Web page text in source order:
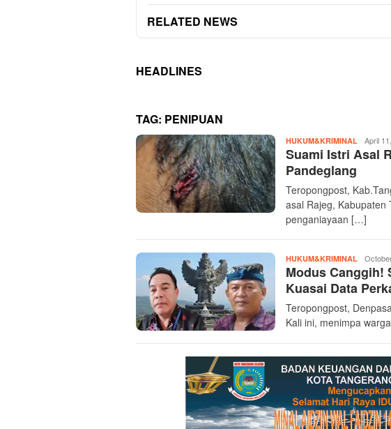
RELATED NEWS
HEADLINES
TAG: PENIPUAN
HUKUM&KRIMINAL April
‎Suami Istri Asal
Pandeglang
‎‎Teropongpost,
asal Rajeg, Kabupaten
penganiayaan […]
HUKUM&KRIMINAL
Modus Canggih!
Kuasai Data
Teropongpost,
Kali ini, menimpa